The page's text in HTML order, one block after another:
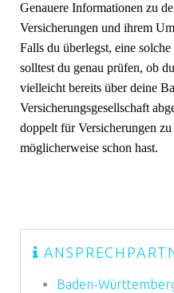
Genauere Informationen zu
Versicherungen und ihrem
Falls du überlegst, eine
solltest du genau prüfen, ob
vielleicht bereits über deine
Versicherungsgesellschaft
doppelt für Versicherungen
möglicherweise schon hast.
Baden-